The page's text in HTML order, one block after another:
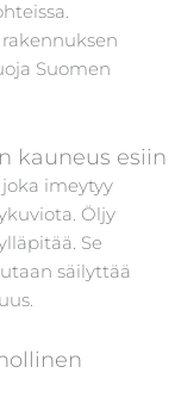
Suomen
kauneus esiin
imeytyy
Öljy
Se
säilyttää